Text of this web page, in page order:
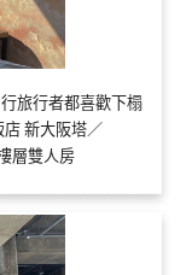
旅行者都喜歡下榻
新大阪塔／
層雙人房